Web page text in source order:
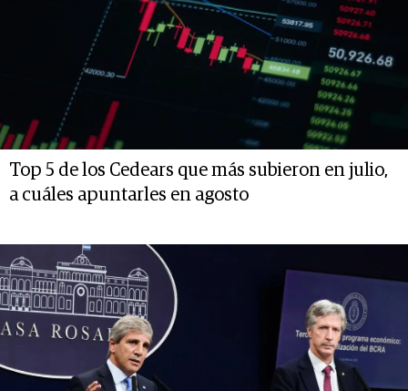
Top 5 de los Cedears que más subieron en julio,
a cuáles apuntarles en agosto